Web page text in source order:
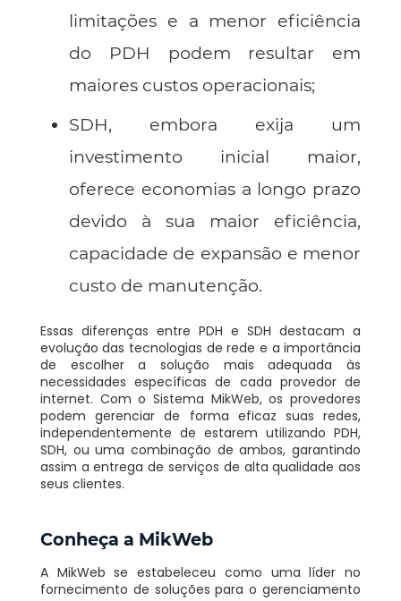
limitações e a menor eficiência
do PDH podem resultar em
maiores custos operacionais;
SDH, embora exija um
investimento inicial maior,
oferece economias a longo prazo
devido à sua maior eficiência,
capacidade de expansão e menor
custo de manutenção.
Essas diferenças entre PDH e SDH destacam a
evolução das tecnologias de rede e a importância
de escolher a solução mais adequada às
necessidades específicas de cada provedor de
internet. Com o Sistema MikWeb, os provedores
podem gerenciar de forma eficaz suas redes,
independentemente de estarem utilizando PDH,
SDH, ou uma combinação de ambos, garantindo
assim a entrega de serviços de alta qualidade aos
seus clientes.
Conheça a MikWeb
A MikWeb se estabeleceu como uma líder no
fornecimento de soluções para o gerenciamento